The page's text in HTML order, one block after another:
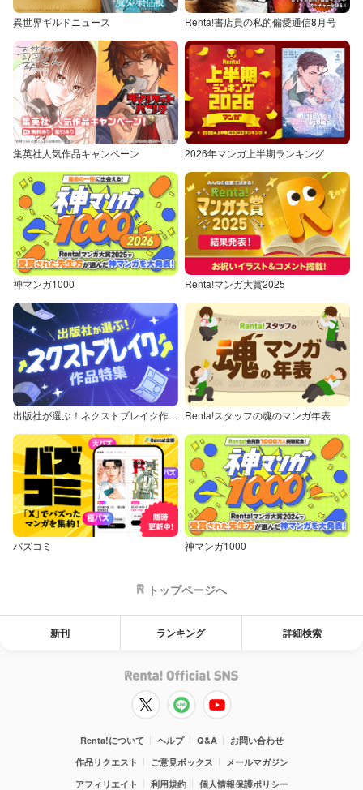
異世界ギルドニュース Renta!書店員の私的偏愛通信8月号
集英社人気作品キャンペーン 2026年マンガ上半期ランキング
神マンガ1000 Renta!マンガ大賞2025
出版社が選ぶ！ネクストブレイク作品特集 Renta!スタッフの魂のマンガ年表
バズコミ 神マンガ1000
トップページへ
新刊 ランキング 詳細検索
Renta!について ヘルプ Q&A
お問い合わせ
作品リクエスト
ご意見ボックス
メールマガジン
アフィリエイト
利用規約 個人情報保護ポリシー